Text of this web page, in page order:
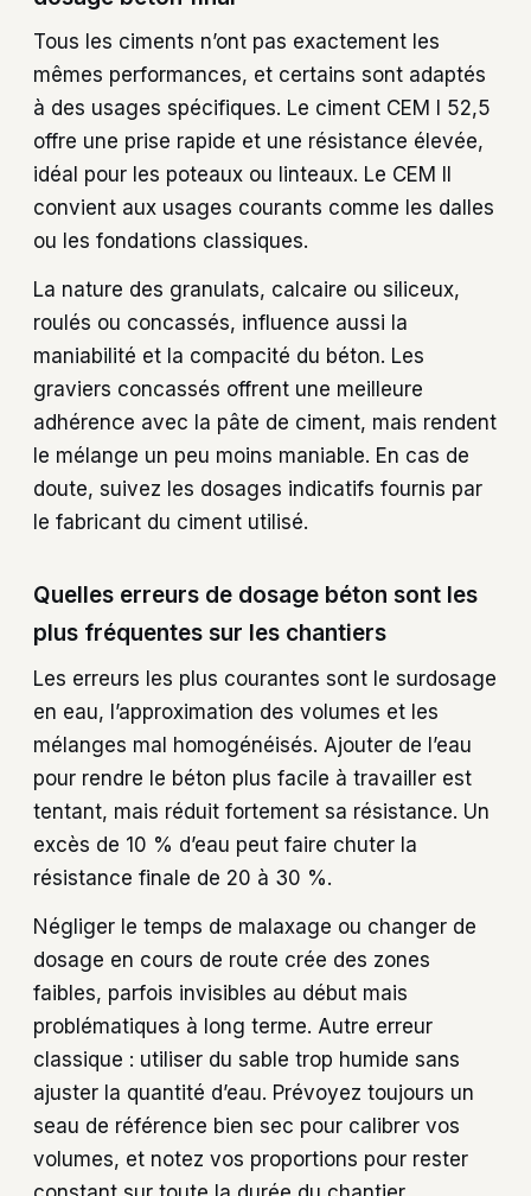
Tous les ciments n’ont pas exactement les
mêmes performances, et certains sont adaptés
à des usages spécifiques. Le ciment CEM I 52,5
offre une prise rapide et une résistance élevée,
idéal pour les poteaux ou linteaux. Le CEM II
convient aux usages courants comme les dalles
ou les fondations classiques.
La nature des granulats, calcaire ou siliceux,
roulés ou concassés, influence aussi la
maniabilité et la compacité du béton. Les
graviers concassés offrent une meilleure
adhérence avec la pâte de ciment, mais rendent
le mélange un peu moins maniable. En cas de
doute, suivez les dosages indicatifs fournis par
le fabricant du ciment utilisé.
Quelles erreurs de dosage béton sont les
plus fréquentes sur les chantiers
Les erreurs les plus courantes sont le surdosage
en eau, l’approximation des volumes et les
mélanges mal homogénéisés. Ajouter de l’eau
pour rendre le béton plus facile à travailler est
tentant, mais réduit fortement sa résistance. Un
excès de 10 % d’eau peut faire chuter la
résistance finale de 20 à 30 %.
Négliger le temps de malaxage ou changer de
dosage en cours de route crée des zones
faibles, parfois invisibles au début mais
problématiques à long terme. Autre erreur
classique : utiliser du sable trop humide sans
ajuster la quantité d’eau. Prévoyez toujours un
seau de référence bien sec pour calibrer vos
volumes, et notez vos proportions pour rester